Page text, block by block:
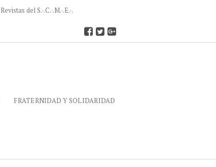
Revistas del S.·.C.·.M.·.E.·.
FRATERNIDAD Y SOLIDARIDAD